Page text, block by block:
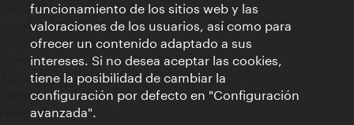
Contacto
Aviso legal
Política de privacidad de datos
Terms of Use
Accesibilidad
Contacto para la prensa
Ajustes de cookie
funcionamiento de los sitios web y las
valoraciones de los usuarios, así como para
ofrecer un contenido adaptado a sus
intereses. Si no desea aceptar las cookies,
tiene la posibilidad de cambiar la
configuración por defecto en "Configuración
avanzada".